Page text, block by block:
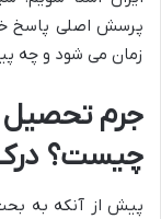
پرسش اصلی پاسخ
زمان می شود و چه
جرم تحصیل
چیست؟ درک
پیش از آنکه به بحث